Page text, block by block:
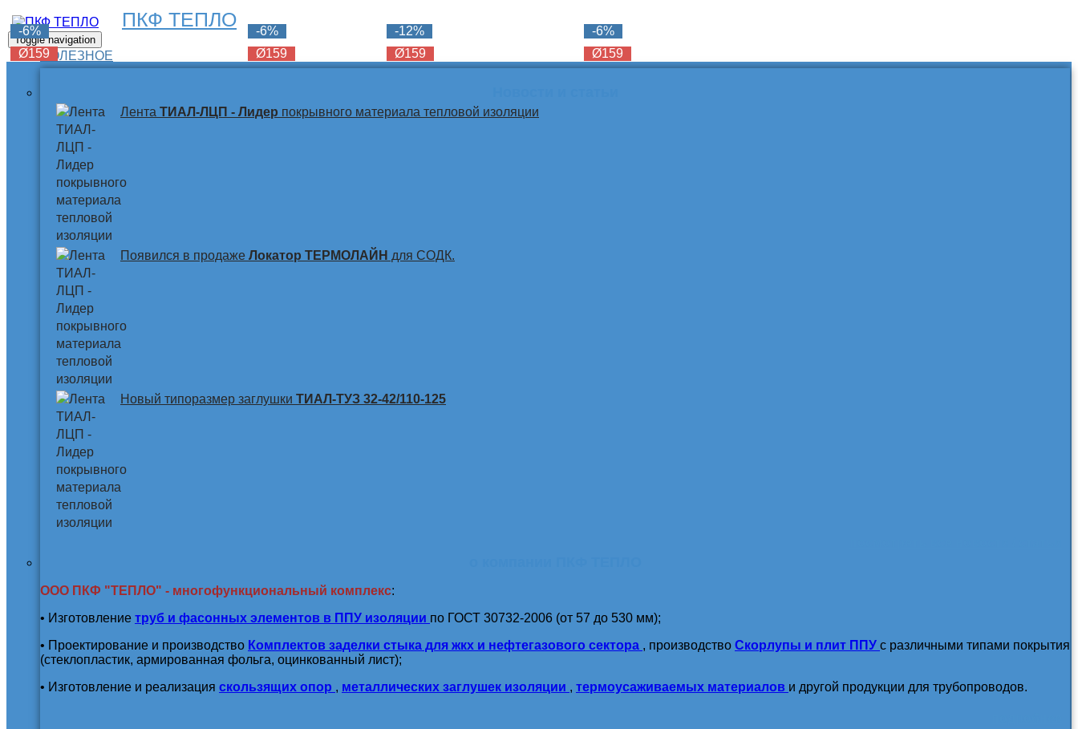
ПКФ ТЕПЛО
Toggle navigation
ПОЛЕЗНОЕ
Лента ТИАЛ-ЛЦП - Лидер покрывного материала тепловой изоляции
Появился в продаже Локатор ТЕРМОЛАЙН для СОДК.
Новый типоразмер заглушки ТИАЛ-ТУЗ 32-42/110-125
ООО ПКФ "ТЕПЛО" - многофункциональный комплекс:
• Изготовление труб и фасонных элементов в ППУ изоляции по ГОСТ 30732-2006 (от 57 до 530 мм);
• Проектирование и производство Комплектов заделки стыка для жкх и нефтегазового сектора , производство Скорлупы и плит ППУ с различными типами покрытия
(стеклопластик, армированная фольга, оцинкованный лист);
• Изготовление и реализация скользящих опор , металлических заглушек изоляции , термоусаживаемых материалов и другой продукции для трубопроводов.
-6%
Ø159
-6%
Ø159
-6%
Ø159
-6%
Ø159
-12%
Ø159